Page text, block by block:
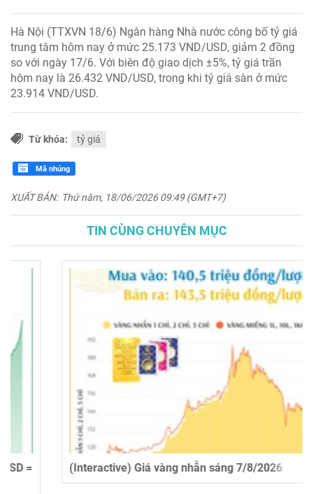
Hà Nội (TTXVN 18/6) Ngân hàng Nhà nước công bố tỷ giá
trung tâm hôm nay ở mức 25.173 VND/USD, giảm 2 đồng
so với ngày 17/6. Với biên độ giao dịch ±5%, tỷ giá trần
hôm nay là 26.432 VND/USD, trong khi tỷ giá sàn ở mức
23.914 VND/USD.
Từ khóa: tỷ giá
Mã nhúng
XUẤT BẢN: Thứ năm, 18/06/2026 09:49 (GMT+7)
TIN CÙNG CHUYÊN MỤC
(Interactive) Giá vàng nhẫn sáng 7/8/2026